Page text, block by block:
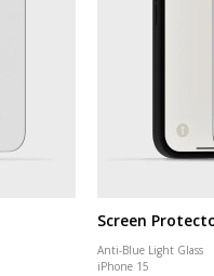
Screen
Anti-Blue Light Glass
iPhone 15